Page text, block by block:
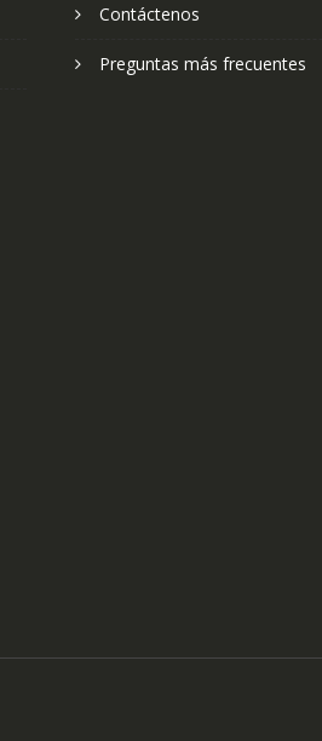
Contáctenos
Preguntas más frecuentes